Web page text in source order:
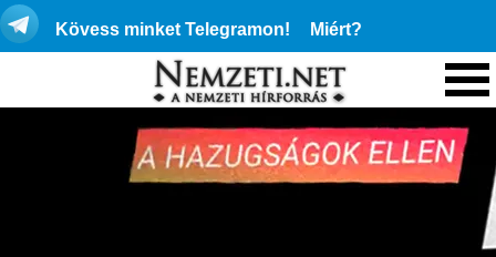
Kövess minket Telegramon! Miért?